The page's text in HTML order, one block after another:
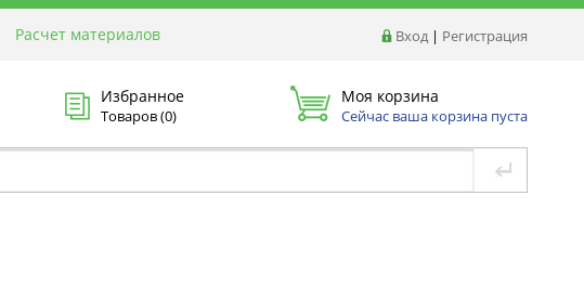
Вход | Регистрация
Расчет материалов
Избранное
Товаров (0)
Моя корзина
Сейчас ваша корзина пуста